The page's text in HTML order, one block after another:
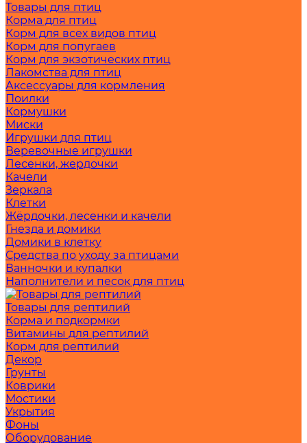
Товары для птиц
Корма для птиц
Корм для всех видов птиц
Корм для попугаев
Корм для экзотических птиц
Лакомства для птиц
Аксессуары для кормления
Поилки
Кормушки
Миски
Игрушки для птиц
Веревочные игрушки
Лесенки, жердочки
Качели
Зеркала
Клетки
Жёрдочки, лесенки и качели
Гнезда и домики
Домики в клетку
Средства по уходу за птицами
Ванночки и купалки
Наполнители и песок для птиц
Товары для рептилий
Корма и подкормки
Витамины для рептилий
Корм для рептилий
Декор
Грунты
Коврики
Мостики
Укрытия
Фоны
Оборудование